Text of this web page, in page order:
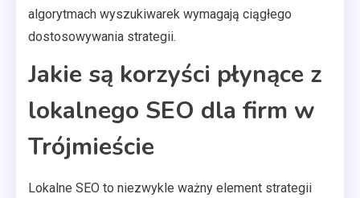
algorytmach wyszukiwarek wymagają ciągłego
dostosowywania strategii.
Jakie są korzyści płynące z
lokalnego SEO dla firm w
Trójmieście
Lokalne SEO to niezwykle ważny element strategii